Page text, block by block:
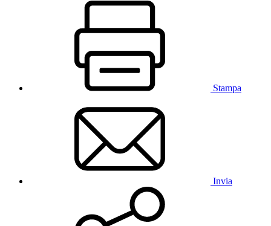
Stampa
Invia